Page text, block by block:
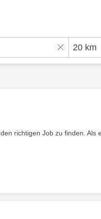
richtigen Job zu finden. Als